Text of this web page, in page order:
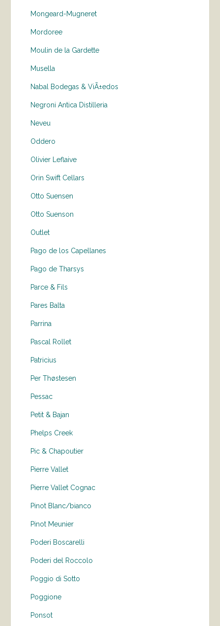
Mongeard-Mugneret
Mordoree
Moulin de la Gardette
Musella
Nabal Bodegas & ViÃ±edos
Negroni Antica Distilleria
Neveu
Oddero
Olivier Leflaive
Orin Swift Cellars
Otto Suensen
Otto Suenson
Outlet
Pago de los Capellanes
Pago de Tharsys
Parce & Fils
Pares Balta
Parrina
Pascal Rollet
Patricius
Per Thøstesen
Pessac
Petit & Bajan
Phelps Creek
Pic & Chapoutier
Pierre Vallet
Pierre Vallet Cognac
Pinot Blanc/bianco
Pinot Meunier
Poderi Boscarelli
Poderi del Roccolo
Poggio di Sotto
Poggione
Ponsot